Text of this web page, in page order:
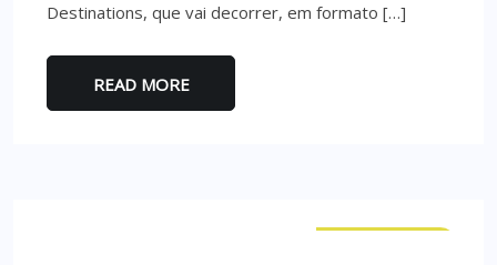
Destinations, que vai decorrer, em formato […]
READ MORE